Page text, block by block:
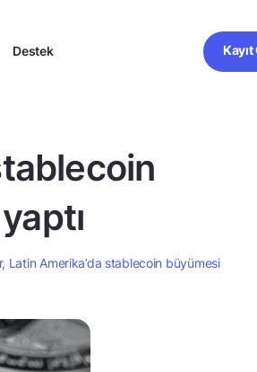
Destek Kayıt
Latin Amerika’da stablecoin büyümesi